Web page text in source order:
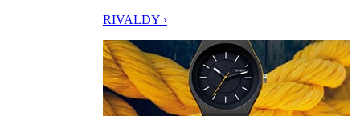
RIVALDY ›